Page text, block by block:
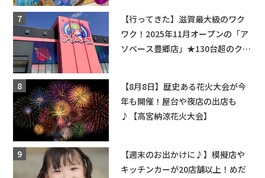
【行ってきた】滋賀最大級のワク
ワク！2025年11月オープンの「ア
ソベース豊郷店」★130台超のクレ
【8月8日】歴史ある花火大会が今
年も開催！屋台や夜店の出店も
♪【高宮納涼花火大会】
【週末のお出かけに♪】模擬店や
キッチンカーが20店舗以上！めだ